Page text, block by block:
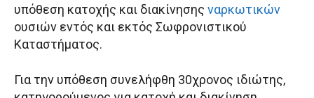
υπόθεση κατοχής και διακίνησης ναρκωτικών
ουσιών εντός και εκτός Σωφρονιστικού
Καταστήματος.
Για την υπόθεση συνελήφθη 30χρονος ιδιώτης,